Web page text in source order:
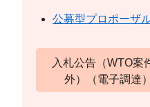
公募型プロポーザ
入札公告（WTO案
外）（電子調達）